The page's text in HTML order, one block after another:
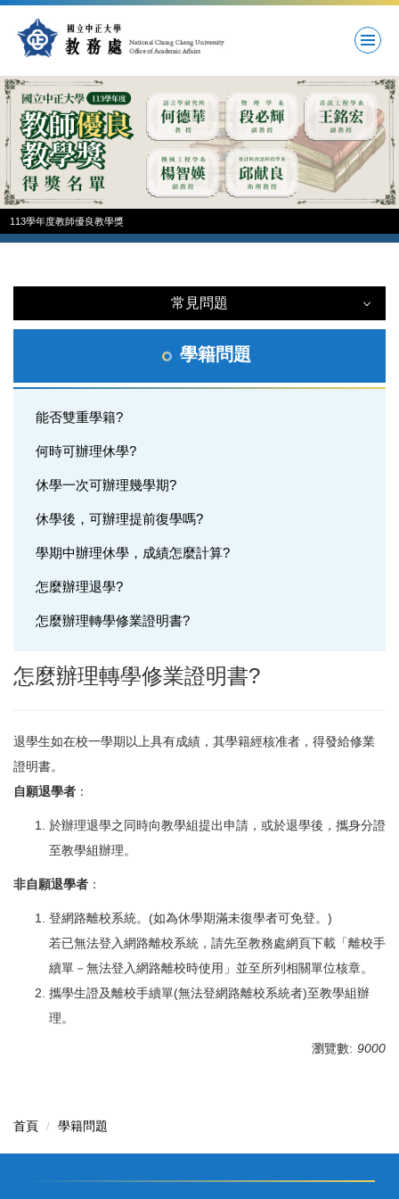
到
內
區
113學年度教師優良教學獎
常見問題
常見問題
註冊問題
學籍問題
選課問題
學籍問題
能否雙重學籍?
何時可辦理休學?
休學一次可辦理幾學期?
休學後，可辦理提前復學嗎?
學期中辦理休學，成績怎麼計算?
怎麼辦理退學?
怎麼辦理轉學修業證明書?
怎麼辦理轉學修業證明書?
退學生如在校一學期以上具有成績，其學籍經核准者，得發給修業
證明書。
自願退學者 ：
於辦理退學之同時向教學組提出申請，或於退學後，攜身分證
至教學組辦理。
非自願退學者 ：
登網路離校系統。(如為休學期滿未復學者可免登。)
若已無法登入網路離校系統，請先至教務處網頁下載「離校手
續單－無法登入網路離校時使用」並至所列相關單位核章。
攜學生證及離校手續單(無法登網路離校系統者)至教學組辦
理。
瀏覽數: 9000
首頁 學籍問題